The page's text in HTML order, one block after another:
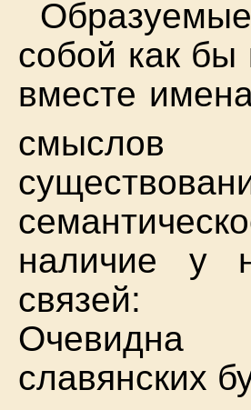
собой как
вместе
смыслов
наличие у
Очевидна
славянских